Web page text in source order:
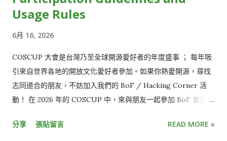
Usage Rules
6月 16, 2026
COSCUP 大會是台灣乃至全球開源愛好者的年度盛事 ； 每年吸
引來自世界各地的開放文化愛好者參加。如果你熱愛開源，尋找
志同道合的朋友，不妨加入我們的 BoF / Hacking Corner 活
動！ 在 2026 年的 COSCUP 中，來與朋友一起參加 BoF 會議或
Hacking corners of COSCUP 2026! BoF (Birds of Feather
分享 張貼留言 READ MORE »